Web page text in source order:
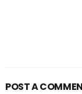
POST A